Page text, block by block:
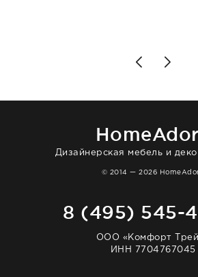
то качество выше всяких
Дизайнерская мебель и
© 2014 — 2026
8 (495) 545-
ООО «Комфорт
ИНН 7704767045